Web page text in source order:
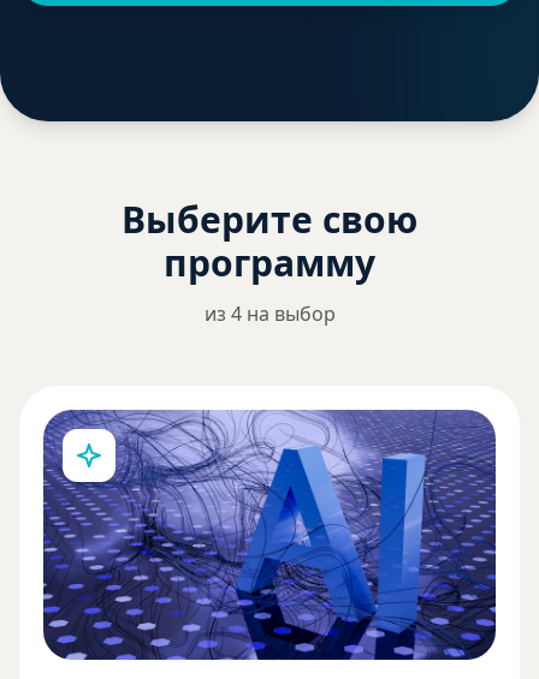
Выберите свою
программу
из 4 на выбор